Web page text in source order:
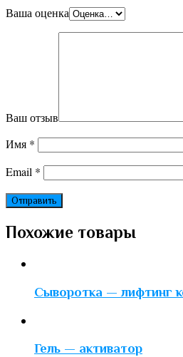
Ваша оценка
Ваш отзыв
Имя *
Email *
Похожие товары
Сыворотка — лифтинг
Гель — активатор